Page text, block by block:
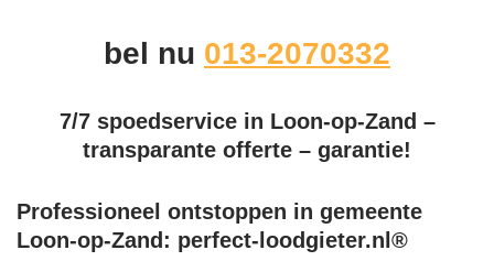
bel nu 013-2070332
7/7 spoedservice in Loon-op-Zand –
transparante offerte – garantie!
Professioneel ontstoppen in gemeente
Loon-op-Zand: perfect-loodgieter.nl®